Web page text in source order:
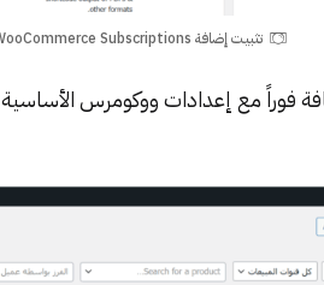
تثبيت إضافة WooCommerce Subscriptions
فوراً مع إعدادات ووكومرس الأساسية